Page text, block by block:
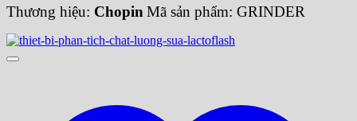
Thương hiệu: ChopinMã sản phẩm: GRINDER